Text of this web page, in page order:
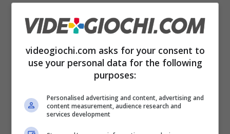
memoria GDDR7, in grado di gestire i titoli più
impegnativi in risoluzioneWQXGA
e ray tracing di ultima generazione.
videogiochi.com asks for your consent to
use your personal data for the following
purposes:
Personalised advertising and content, advertising and
content measurement, audience research and
services development